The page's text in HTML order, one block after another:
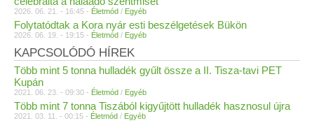
2026. 06. 21. - 16:45 - Életmód / Egyéb
Folytatódtak a Kora nyár esti beszélgetések Bükön
2026. 06. 19. - 19:15 - Életmód / Egyéb
KAPCSOLÓDÓ HÍREK
Több mint 5 tonna hulladék gyűlt össze a II. Tisza-tavi PET
Kupán
2021. 06. 23. - 09:30 - Életmód / Egyéb
Több mint 7 tonna Tiszából kigyűjtött hulladék hasznosul újra
2021. 03. 11. - 00:15 - Életmód / Egyéb